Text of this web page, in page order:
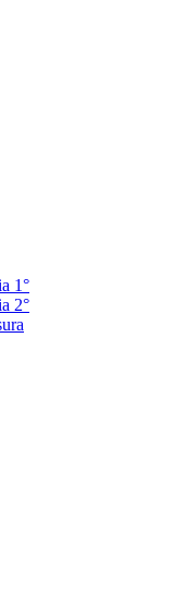
1°
2°